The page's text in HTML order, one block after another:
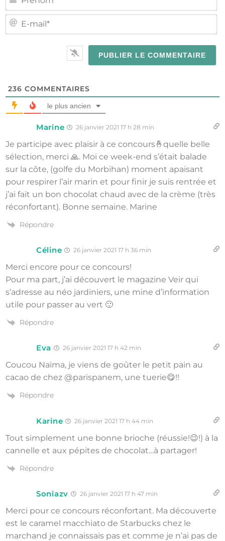
E-
236 COMMENTAIRES
le plus ancien
Marine 26 janvier 2021 17 h 28 min
Je participe avec plaisir à ce concours🤞quelle belle
sélection, merci 🙏. Moi ce week-end s’était balade
sur la côte, (golfe du Morbihan) moment apaisant
pour respirer l’air marin et pour finir je suis rentrée et
j’ai fait un bon chocolat chaud avec de la crème (très
réconfortant). Bonne semaine. Marine
Répondre
Céline 26 janvier 2021 17 h 36 min
Merci encore pour ce concours!
Pour ma part, j’ai découvert le magazine Veir qui
s’adresse au néo jardiniers, une mine d’information
utile pour passer au vert 🙂
Répondre
Eva 26 janvier 2021 17 h 42 min
Coucou Naïma, je viens de goûter le petit pain au
cacao de chez @parispanem, une tuerie😋!!
Répondre
Karine 26 janvier 2021 17 h 44 min
Tout simplement une bonne brioche (réussie!😉!) à la
cannelle et aux pépites de chocolat…à partager!
Répondre
Soniazv 26 janvier 2021 17 h 47 min
Merci pour ce concours réconfortant. Ma découverte
est le caramel macchiato de Starbucks chez le
marchand je connaissais pas et comme je n’ai pas de